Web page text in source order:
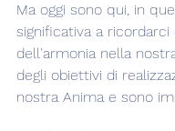
Ma oggi sono qui, in
significativa a
dell'armonia nella
degli obiettivi di
nostra Anima e sono